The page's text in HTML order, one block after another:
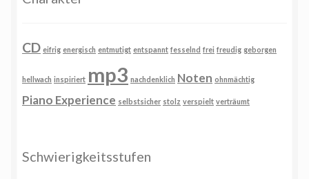
CD eifrig energisch entmutigt entspannt fesselnd frei freudig geborgen
hellwach inspiriert mp3 nachdenklich Noten ohnmächtig
Piano Experience selbstsicher stolz verspielt verträumt
Schwierigkeitsstufen